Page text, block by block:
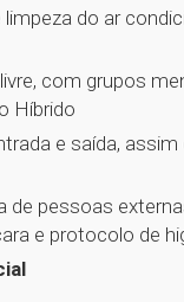
do ar
com grupos
Híbrido
e saída,
de pessoas
e protocolo de